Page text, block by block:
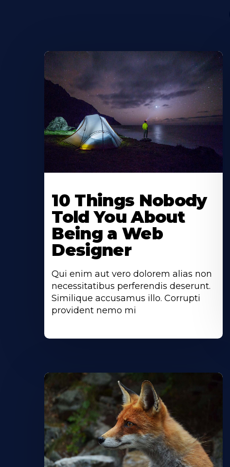
10 Things Nobody
Told You About
Being a Web
Designer
Qui enim aut vero dolorem alias non
necessitatibus perferendis deserunt.
Similique accusamus illo. Corrupti
provident nemo mi